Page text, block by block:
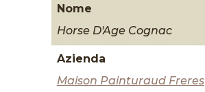
Nome
Horse D'Age Cognac
Azienda
Maison Painturaud Freres